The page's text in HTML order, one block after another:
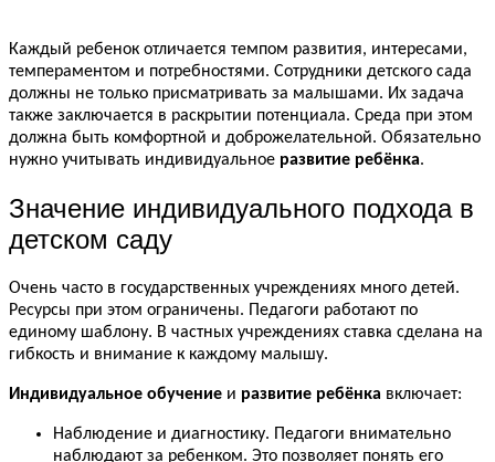
Каждый ребенок отличается темпом развития, интересами,
темпераментом и потребностями. Сотрудники детского сада
должны не только присматривать за малышами. Их задача
также заключается в раскрытии потенциала. Среда при этом
должна быть комфортной и доброжелательной. Обязательно
нужно учитывать индивидуальное развитие ребёнка.
Значение индивидуального подхода в
детском саду
Очень часто в государственных учреждениях много детей.
Ресурсы при этом ограничены. Педагоги работают по
единому шаблону. В частных учреждениях ставка сделана на
гибкость и внимание к каждому малышу.
Индивидуальное обучение и развитие ребёнка включает:
Наблюдение и диагностику. Педагоги внимательно
наблюдают за ребенком. Это позволяет понять его